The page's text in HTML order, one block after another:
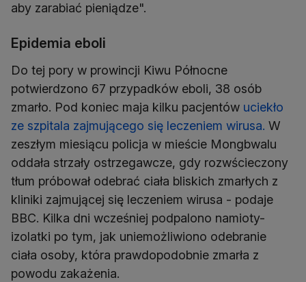
aby zarabiać pieniądze".
Epidemia eboli
Do tej pory w prowincji Kiwu Północne
potwierdzono 67 przypadków eboli, 38 osób
zmarło. Pod koniec maja kilku pacjentów uciekło
ze szpitala zajmującego się leczeniem wirusa. W
zeszłym miesiącu policja w mieście Mongbwalu
oddała strzały ostrzegawcze, gdy rozwścieczony
tłum próbował odebrać ciała bliskich zmarłych z
kliniki zajmującej się leczeniem wirusa - podaje
BBC. Kilka dni wcześniej podpalono namioty-
izolatki po tym, jak uniemożliwiono odebranie
ciała osoby, która prawdopodobnie zmarła z
powodu zakażenia.